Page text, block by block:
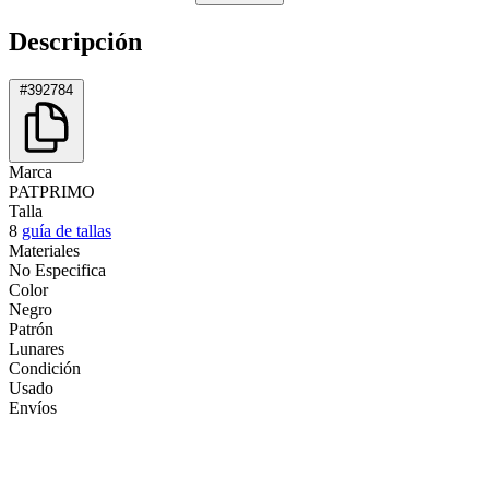
Descripción
#392784
Marca
PATPRIMO
Talla
8 guía de tallas
Materiales
No Especifica
Color
Negro
Patrón
Lunares
Condición
Usado
Envíos